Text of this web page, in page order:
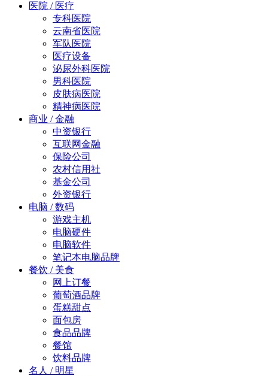
医院 / 医疗
专科医院
云南省医院
军队医院
医疗设备
泌尿外科医院
男科医院
皮肤病医院
精神病医院
商业 / 金融
中资银行
互联网金融
保险公司
农村信用社
基金公司
外资银行
电脑 / 数码
游戏主机
电脑硬件
电脑软件
笔记本电脑品牌
餐饮 / 美食
网上订餐
葡萄酒品牌
蛋糕甜点
面包房
食品品牌
餐馆
饮料品牌
名人 / 明星